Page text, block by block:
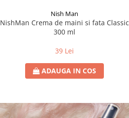
Nish Man
NishMan Crema de maini si fata Classic
300 ml
39 Lei
ADAUGA IN COS